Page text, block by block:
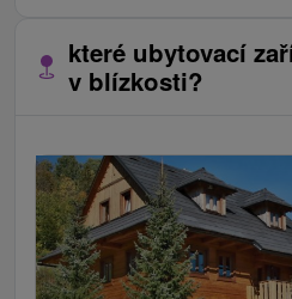
které ubytovací
v blízkosti?